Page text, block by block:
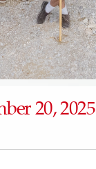
20, 2025